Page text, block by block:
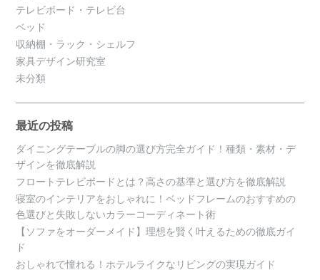
テレビボード・テレビ台
ベッド
収納棚・ラック・シェルフ
家具デザイン研究室
未分類
最近の投稿
ダイニングテーブルの脚の選び方完全ガイド！種類・素材・デ
ザインを徹底解説
フロートテレビボードとは？高さの基準と選び方を徹底解説
寝室のインテリアをおしゃれに！ベッドフレームのおすすめの
色選びと失敗しないカラーコーディネート術
【ソファをオーダーメイド】理想を賢く叶えるための徹底ガイ
ド
おしゃれで憧れる！ホテルライクなリビングの実現ガイド